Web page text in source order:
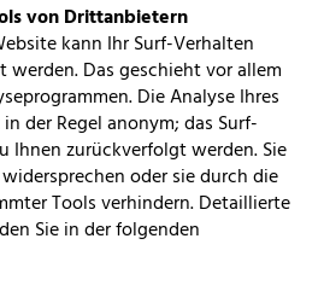
von Drittanbietern
kann Ihr Surf-Verhalten
Das geschieht vor allem
Die Analyse Ihres
der Regel anonym; das Surf-
Ihnen zurückverfolgt werden. Sie
oder sie durch die
Tools verhindern. Detaillierte
Sie in der folgenden